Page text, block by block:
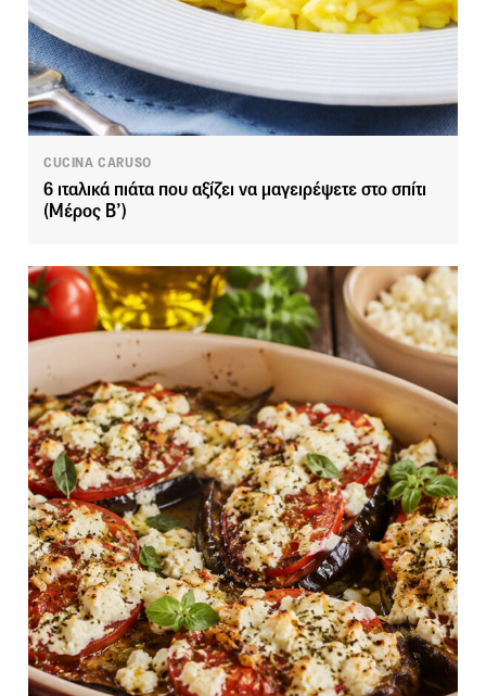
CUCINA CARUSO
6 ιταλικά πιάτα που αξίζει να μαγειρέψετε στο σπίτι
(Μέρος Β’)